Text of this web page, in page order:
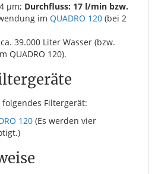
µm; Durchfluss: 17 l/min bzw.
im QUADRO 120 (bei 2
39.000 Liter Wasser (bzw.
QUADRO 120).
Filtergerät:
120 (Es werden vier